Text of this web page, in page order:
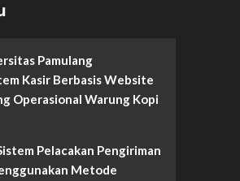
Pamulang
Kasir Berbasis Website
Operasional Warung Kopi
Pelacakan Pengiriman
Metode